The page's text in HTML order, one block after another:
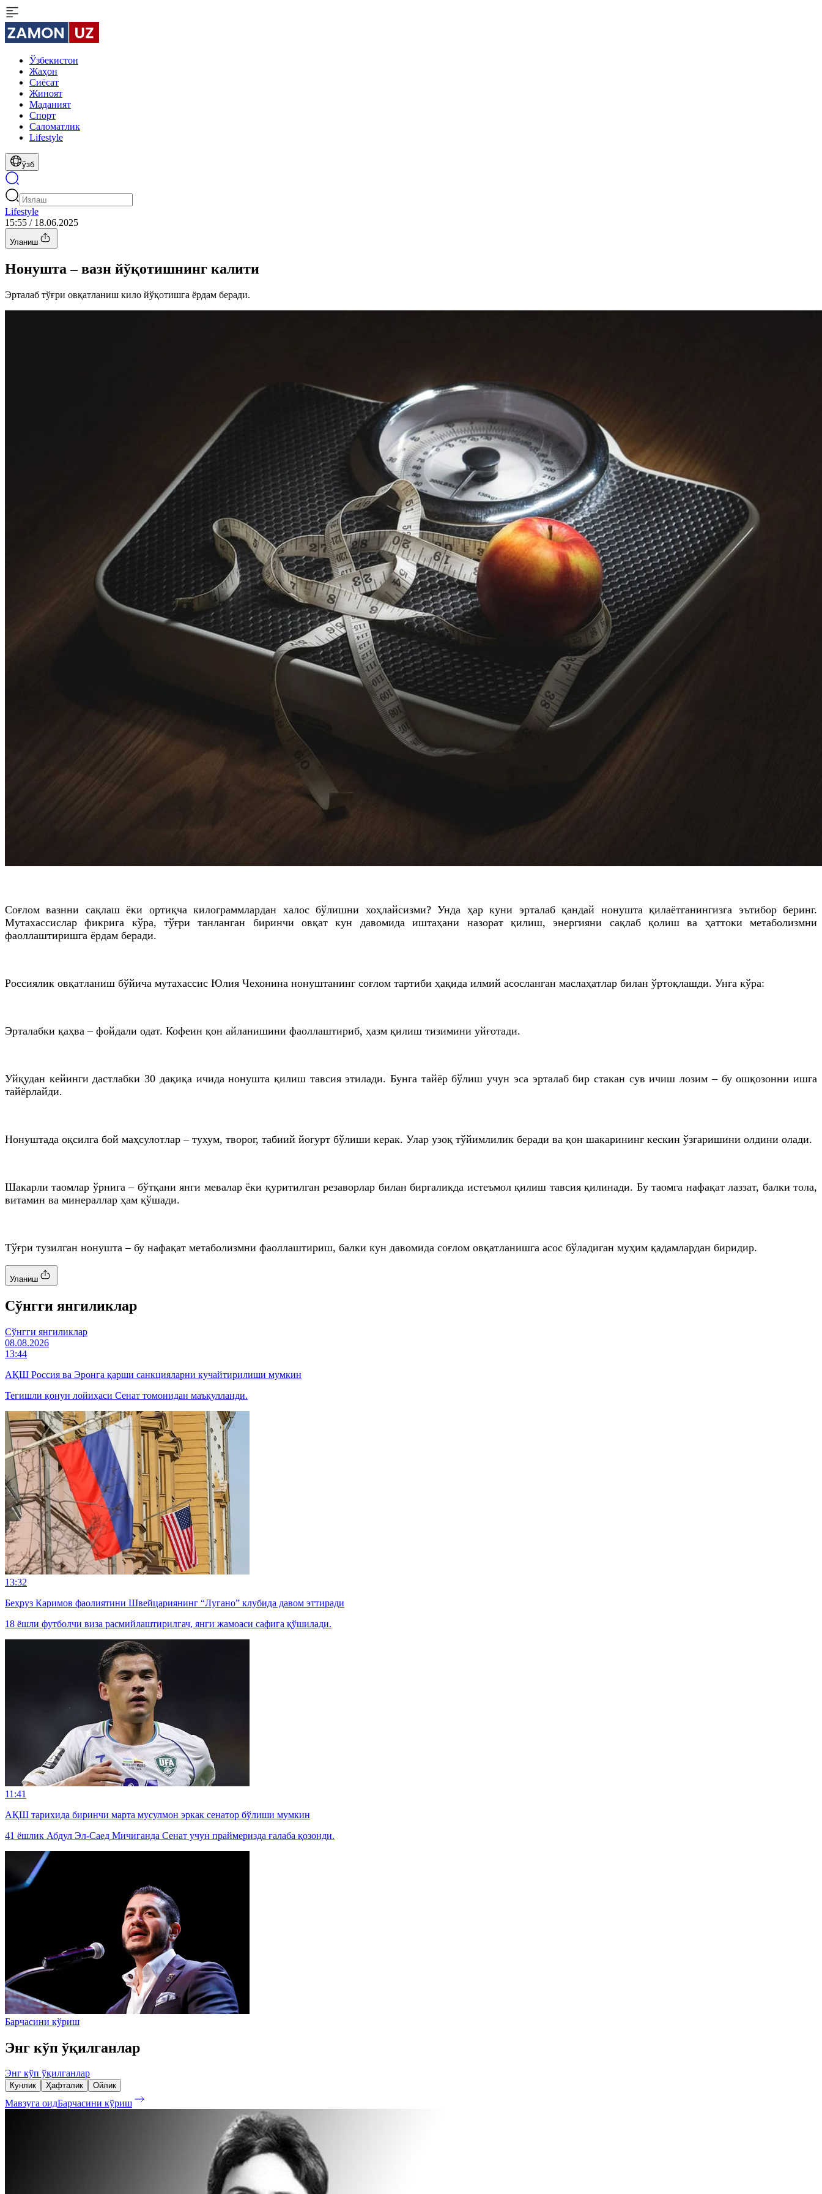
Ўзбекистон
Жаҳон
Сиёсат
Жиноят
Маданият
Спорт
Cаломатлик
Lifestyle
ўзб
Lifestyle
15:55 / 18.06.2025
Уланиш
Нонушта – вазн йўқотишнинг калити
Эрталаб тўғри овқатланиш кило йўқотишга ёрдам беради.
Соғлом вазнни сақлаш ёки ортиқча килограммлардан халос бўлишни хоҳлайсизми? Унда ҳар куни эрталаб қандай нонушта қилаётганингизга эътибор беринг.
Мутахассислар фикрига кўра, тўғри танланган биринчи овқат кун давомида иштаҳани назорат қилиш, энергияни сақлаб қолиш ва ҳаттоки метаболизмни
фаоллаштиришга ёрдам беради.
Россиялик овқатланиш бўйича мутахассис Юлия Чехонина нонуштанинг соғлом тартиби ҳақида илмий асосланган маслаҳатлар билан ўртоқлашди. Унга кўра:
Эрталабки қаҳва – фойдали одат. Кофеин қон айланишини фаоллаштириб, ҳазм қилиш тизимини уйғотади.
Уйқудан кейинги дастлабки 30 дақиқа ичида нонушта қилиш тавсия этилади. Бунга тайёр бўлиш учун эса эрталаб бир стакан сув ичиш лозим – бу ошқозонни ишга
тайёрлайди.
Нонуштада оқсилга бой маҳсулотлар – тухум, творог, табиий йогурт бўлиши керак. Улар узоқ тўйимлилик беради ва қон шакарининг кескин ўзгаришини олдини олади.
Шакарли таомлар ўрнига – бўтқани янги мевалар ёки қуритилган резаворлар билан биргаликда истеъмол қилиш тавсия қилинади. Бу таомга нафақат лаззат, балки тола,
витамин ва минераллар ҳам қўшади.
Тўғри тузилган нонушта – бу нафақат метаболизмни фаоллаштириш, балки кун давомида соғлом овқатланишга асос бўладиган муҳим қадамлардан биридир.
Уланиш
Cўнгги янгиликлар
Cўнгги янгиликлар
08.08.2026
13:44
АҚШ Россия ва Эронга қарши санкцияларни кучайтирилиши мумкин
Тегишли қонун лойиҳаси Сенат томонидан маъқулланди.
13:32
Беҳруз Каримов фаолиятини Швейцариянинг “Лугано” клубида давом эттиради
18 ёшли футболчи виза расмийлаштирилгач, янги жамоаси сафига қўшилади.
11:41
АҚШ тарихида биринчи марта мусулмон эркак сенатор бўлиши мумкин
41 ёшлик Абдул Эл-Саед Мичиганда Сенат учун праймеризда ғалаба қозонди.
Барчасини кўриш
Энг кўп ўқилганлар
Энг кўп ўқилганлар
Кунлик Ҳафталик Ойлик
Мавзуга оидБарчасини кўриш